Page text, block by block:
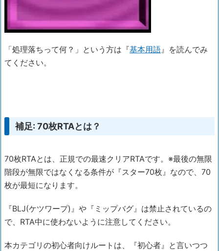
「処理落ちって何？」という方は『基本用語』を読んでみ
てください。
補足: 70枚RTAとは？
70枚RTAとは、正規での最速クリアRTAです。※最後の無限
階段が無限ではなくなる条件が『スター70枚』なので、70
枚が最短になります。
『BLJ(ケツワープ)』や『ミップバグ』は禁止されているの
で、RTA中に使わないように注意してください。
本カテゴリの初心者向けルートは、『初心者』と言いつつ